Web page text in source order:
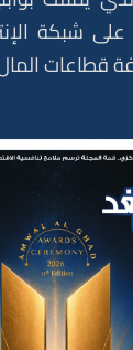
على شبكة
قطاعات